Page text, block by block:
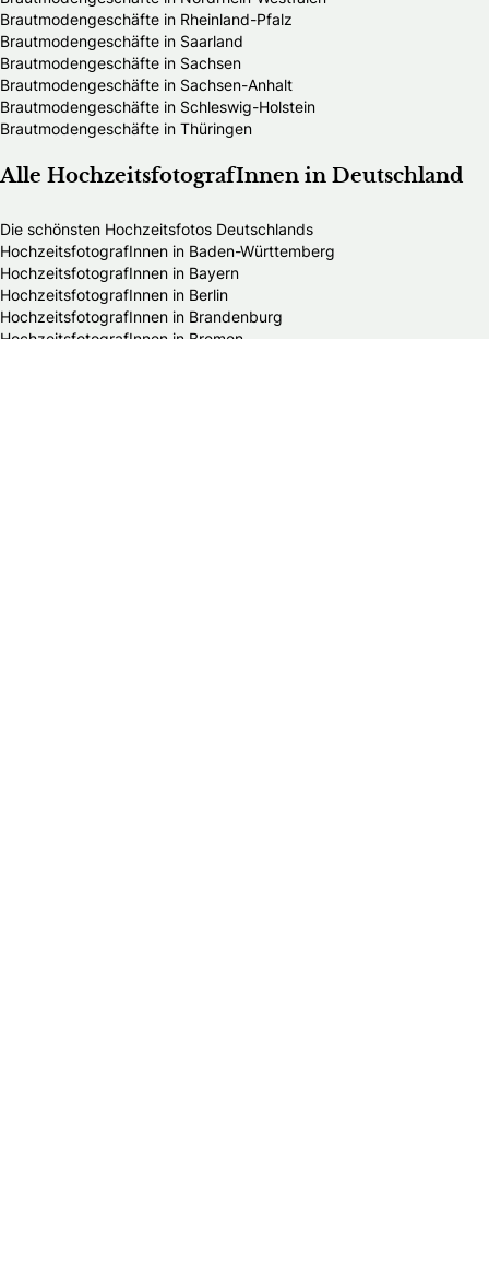
Brautmodengeschäfte in Rheinland-Pfalz
Brautmodengeschäfte in Saarland
Brautmodengeschäfte in Sachsen
Brautmodengeschäfte in Sachsen-Anhalt
Brautmodengeschäfte in Schleswig-Holstein
Brautmodengeschäfte in Thüringen
Alle HochzeitsfotografInnen in Deutschland
Die schönsten Hochzeitsfotos Deutschlands
HochzeitsfotografInnen in Baden-Württemberg
HochzeitsfotografInnen in Bayern
HochzeitsfotografInnen in Berlin
HochzeitsfotografInnen in Brandenburg
HochzeitsfotografInnen in Bremen